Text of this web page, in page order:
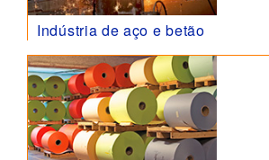
Indústria de aço e betão